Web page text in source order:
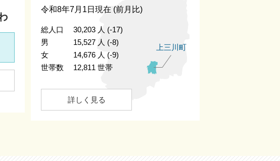
上三川町
令和8年7月1日現在 (前月比)
総人口 30,203 人 (-17)
男
15,527 人 (-8)
女
14,676 人 (-9)
世帯数
12,811 世帯
詳しく見る